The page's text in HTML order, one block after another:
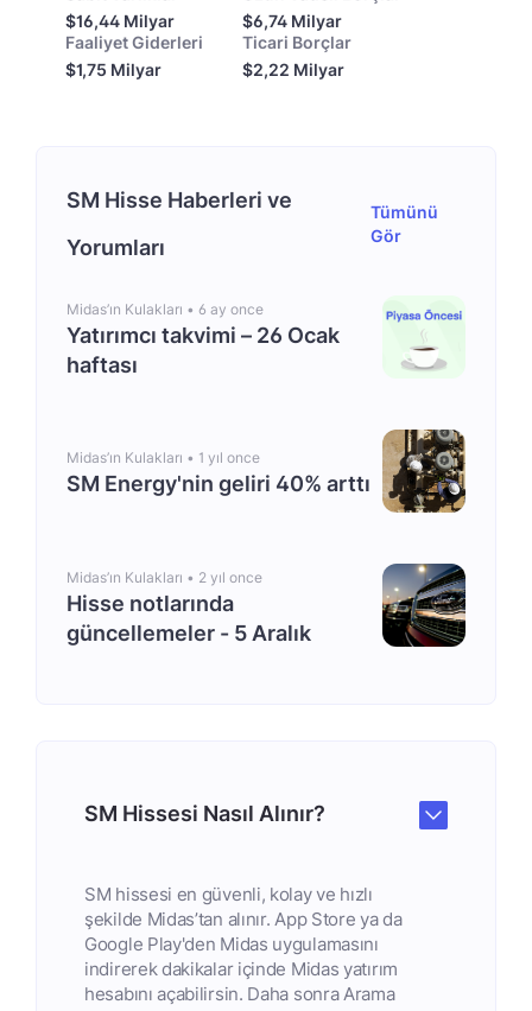
$16,44 Milyar
$6,74 Milyar
Faaliyet Giderleri
$1,75 Milyar
Ticari Borçlar
$2,22 Milyar
SM Hisse Haberleri ve
Yorumları
Tümünü
Gör
Midas’ın Kulakları • 6 ay once
Yatırımcı takvimi – 26 Ocak
haftası
Midas’ın Kulakları • 1 yıl once
SM Energy'nin geliri 40% arttı
Midas’ın Kulakları • 2 yıl once
Hisse notlarında
güncellemeler - 5 Aralık
SM Hissesi Nasıl Alınır?
SM hissesi en güvenli, kolay ve hızlı
şekilde Midas’tan alınır. App Store ya da
Google Play'den Midas uygulamasını
indirerek dakikalar içinde Midas yatırım
hesabını açabilirsin. Daha sonra Arama